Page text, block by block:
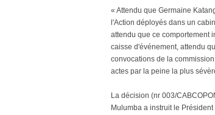
« Attendu que Germaine
l'Action déployés dans un
attendu que ce comportement
caisse d'événement, attendu
convocations de la
actes par la peine la plus
La décision (nr 003/
Mulumba a instruit le